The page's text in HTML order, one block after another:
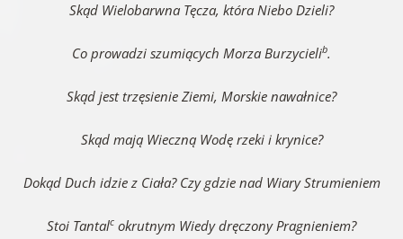
Skąd Wielobarwna Tęcza, która Niebo Dzieli?
Co prowadzi szumiących Morza Burzycielib.
Skąd jest trzęsienie Ziemi, Morskie nawałnice?
Skąd mają Wieczną Wodę rzeki i krynice?
Dokąd Duch idzie z Ciała? Czy gdzie nad Wiary Strumieniem
Stoi Tantalc okrutnym Wiedy dręczony Pragnieniem?